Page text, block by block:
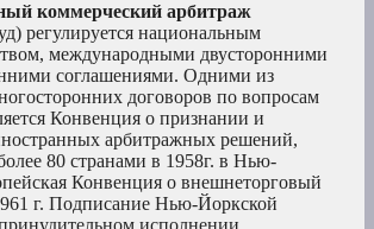
коммерческий арбитраж
регулируется национальным
международными двусторонними
соглашениями. Одними из
договоров по вопросам
Конвенция о признании и
арбитражных решений,
80 странами в 1958г. в Нью-
Конвенция о внешнеторговый
г. Подписание Нью-Йоркской